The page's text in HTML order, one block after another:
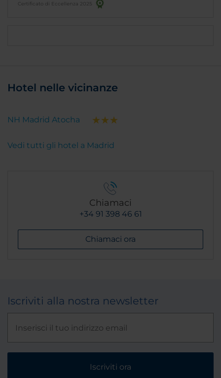
Certificato di Eccellenza 2025
Hotel nelle vicinanze
NH Madrid Atocha
Vedi tutti gli hotel a Madrid
Chiamaci
+34 91 398 46 61
Chiamaci ora
Iscriviti alla nostra newsletter
Iscriviti ora